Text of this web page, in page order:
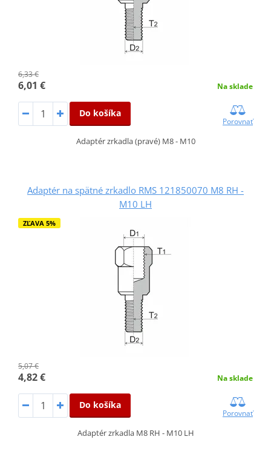
6,33 €
6,01 € Na sklade
Do košíka
Porovnať
Adaptér zrkadla (pravé) M8 - M10
Adaptér na spätné zrkadlo RMS 121850070 M8 RH -
M10 LH
ZĽAVA 5%
5,07 €
4,82 € Na sklade
Do košíka
Porovnať
Adaptér zrkadla M8 RH - M10 LH